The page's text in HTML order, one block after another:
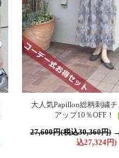
大人気Papillon総柄刺繍
アップ10％OFF！
27,600円(税込30,360円)→
込27,324円)